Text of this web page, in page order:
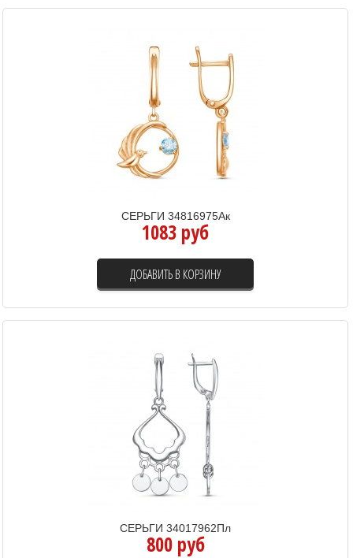
СЕРЬГИ 34816975Ак
1083 руб
ДОБАВИТЬ В КОРЗИНУ
СЕРЬГИ 34017962Пл
800 руб